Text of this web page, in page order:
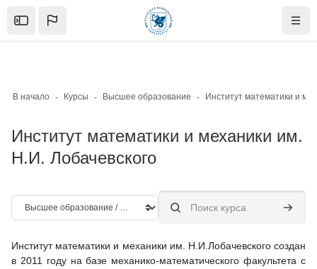
Перейти к основному содержанию
Open the sidebar
В начало Курсы Высшее образование
Институт математики и механики им.
Н.И. Лобачевского
Категории курсов Поиск курса Поиск
Институт математики и механики им. Н.И.Лобачевского создан
в 2011 году на базе механико-математического факультета c